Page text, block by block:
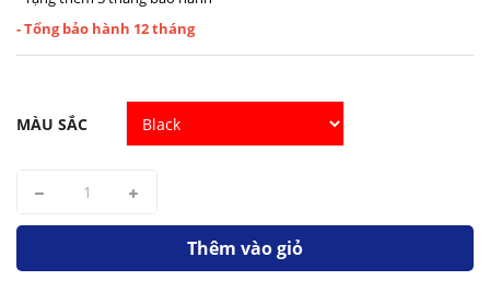
- Tổng bảo hành 12 tháng
MÀU SẮC
Thêm vào giỏ